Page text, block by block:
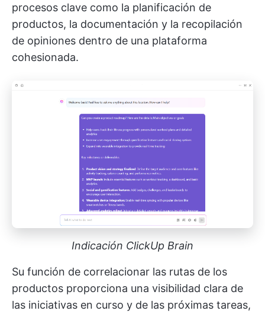
procesos clave como la planificación de
productos, la documentación y la recopilación
de opiniones dentro de una plataforma
cohesionada.
Indicación ClickUp Brain
Su función de correlacionar las rutas de los
productos proporciona una visibilidad clara de
las iniciativas en curso y de las próximas tareas,